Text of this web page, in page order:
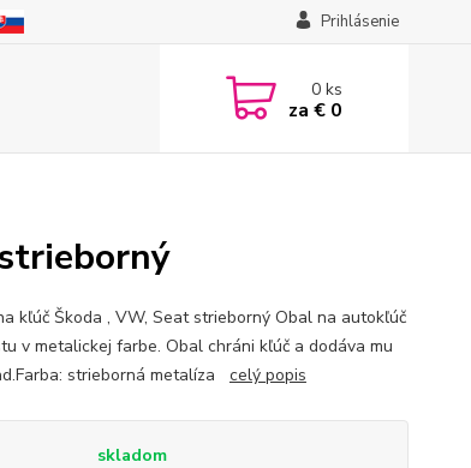
Prihlásenie
0ks
za € 0
kľúč Škoda , VW, Seat strieborný Obal na autokľúč
v metalickej farbe. Obal chráni kľúč a dodáva mu
strieborná metalíza celý popis
skladom